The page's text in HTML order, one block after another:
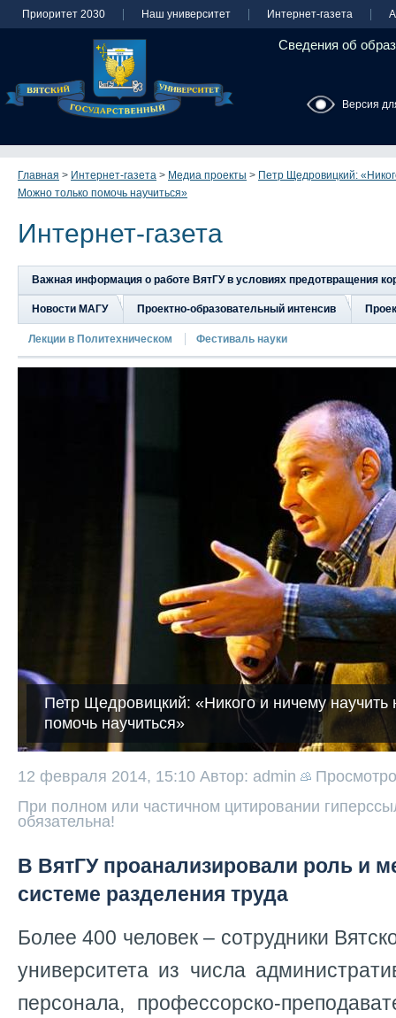
Приоритет 2030 Наш университет Интернет-газета
Сведения об
Версия
Главная > Интернет-газета > Медиа проекты > Петр Щедровицкий:
Можно только помочь научиться»
Интернет-газета
Важная информация о работе ВятГУ в условиях предотвращения
Новости МАГУ Проектно-образовательный интенсив
Лекции в Политехническом Фестиваль науки
Петр Щедровицкий: «Никого и ничему научить
помочь научиться»
12 февраля 2014, 15:10 Автор: admin
При полном или частичном цитировании
обязательна!
В ВятГУ проанализировали роль и
системе разделения труда
Более 400 человек – сотрудники
университета из числа
персонала, профессорско-